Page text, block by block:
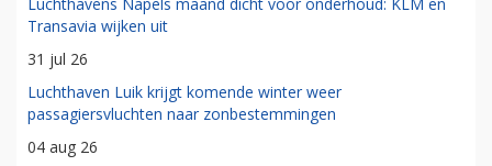
Luchthavens Napels maand dicht voor onderhoud: KLM en
Transavia wijken uit
31 jul 26
Luchthaven Luik krijgt komende winter weer
passagiersvluchten naar zonbestemmingen
04 aug 26